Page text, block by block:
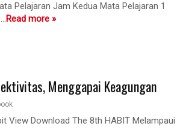
Pelajaran Jam Kedua Mata Pelajaran 1
Read more »
Menggapai Keagungan
View Download The 8th HABIT Melampaui